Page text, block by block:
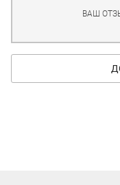
ВАШ